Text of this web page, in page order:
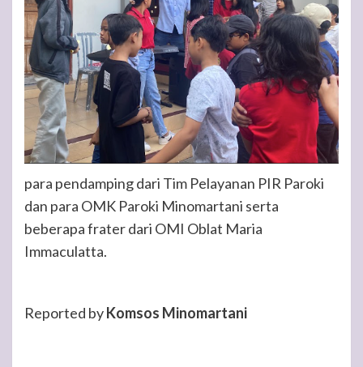
para pendamping dari Tim Pelayanan PIR Paroki
dan para OMK Paroki Minomartani serta
beberapa frater dari OMI Oblat Maria
Immaculatta.
Reported byKomsos Minomartani